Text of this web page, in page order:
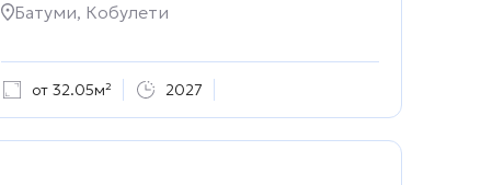
Батуми, Кобулети
от 32.05м² 2027